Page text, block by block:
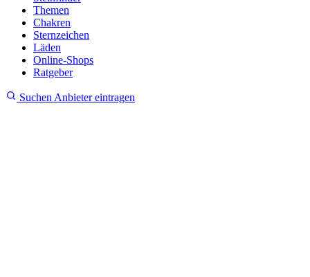
Themen
Chakren
Sternzeichen
Läden
Online-Shops
Ratgeber
Suchen Anbieter eintragen